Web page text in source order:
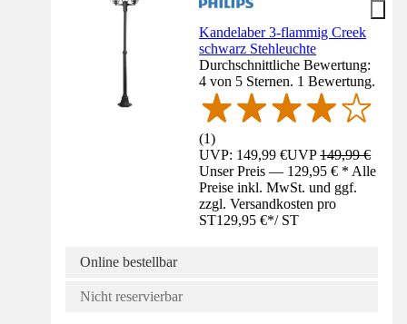
Kandelaber 3-flammig Creek
schwarz Stehleuchte
Durchschnittliche Bewertung:
4 von 5 Sternen. 1 Bewertung.
(1)
UVP: 149,99 €UVP149,99 €
Unser Preis — 129,95 € * Alle
Preise inkl. MwSt. und ggf.
zzgl. Versandkosten pro
ST129,95 €*/ ST
Online bestellbar
Nicht reservierbar